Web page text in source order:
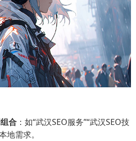
合 ：如“武汉SEO服务”“武汉SEO技
地需求。